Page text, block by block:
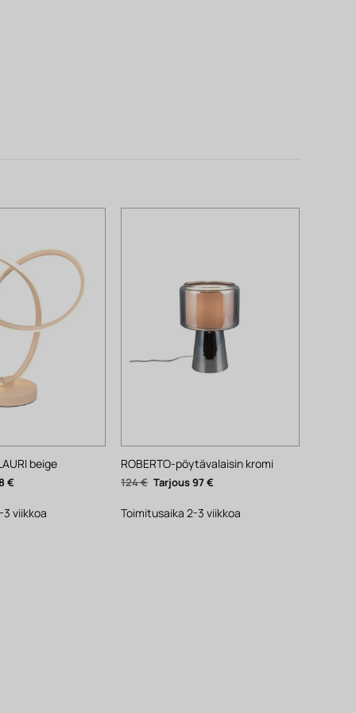
beige
€Nykyinen
hinta
48 €.
viikkoa
ROBERTO-pöytävalaisin kromi
124€ Alkuperäinen
hinta
124 €.
97€
97 €.
Toimitusaika 2-3 viikkoa